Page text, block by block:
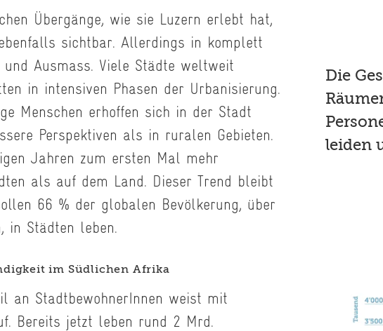
Übergänge, wie sie Luzern erlebt hat,
sichtbar. Allerdings in komplett
und Ausmass. Viele Städte weltweit
in intensiven Phasen der Urbanisierung.
Menschen erhoffen sich in der Stadt
Perspektiven als in ruralen Gebieten.
Jahren zum ersten Mal mehr
als auf dem Land. Dieser Trend bleibt
66 % der globalen Bevölkerung, über
in Städten leben.
Die
leiden
im Südlichen Afrika
an StadtbewohnerInnen weist mit
Bereits jetzt leben rund 2 Mrd.